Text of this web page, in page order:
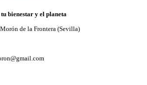
bienestar y el planeta
de la Frontera (Sevilla)